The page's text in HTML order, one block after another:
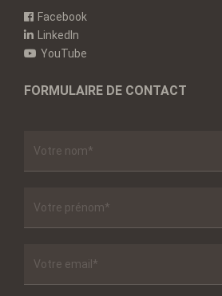
Facebook
LinkedIn
YouTube
FORMULAIRE DE CONTACT